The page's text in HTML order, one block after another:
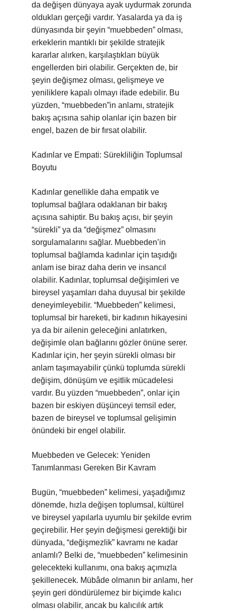
da değişen dünyaya ayak uydurmak zorunda
oldukları gerçeği vardır. Yasalarda ya da iş
dünyasında bir şeyin “muebbeden” olması,
erkeklerin mantıklı bir şekilde stratejik
kararlar alırken, karşılaştıkları büyük
engellerden biri olabilir. Gerçekten de, bir
şeyin değişmez olması, gelişmeye ve
yeniliklere kapalı olmayı ifade edebilir. Bu
yüzden, “muebbeden”in anlamı, stratejik
bakış açısına sahip olanlar için bazen bir
engel, bazen de bir fırsat olabilir.
Kadınlar ve Empati: Sürekliliğin Toplumsal
Boyutu
Kadınlar genellikle daha empatik ve
toplumsal bağlara odaklanan bir bakış
açısına sahiptir. Bu bakış açısı, bir şeyin
“sürekli” ya da “değişmez” olmasını
sorgulamalarını sağlar. Muebbeden’in
toplumsal bağlamda kadınlar için taşıdığı
anlam ise biraz daha derin ve insancıl
olabilir. Kadınlar, toplumsal değişimleri ve
bireysel yaşamları daha duyusal bir şekilde
deneyimleyebilir. “Muebbeden” kelimesi,
toplumsal bir hareketi, bir kadının hikayesini
ya da bir ailenin geleceğini anlatırken,
değişimle olan bağlarını gözler önüne serer.
Kadınlar için, her şeyin sürekli olması bir
anlam taşımayabilir çünkü toplumda sürekli
değişim, dönüşüm ve eşitlik mücadelesi
vardır. Bu yüzden “muebbeden”, onlar için
bazen bir eskiyen düşünceyi temsil eder,
bazen de bireysel ve toplumsal gelişimin
önündeki bir engel olabilir.
Muebbeden ve Gelecek: Yeniden
Tanımlanması Gereken Bir Kavram
Bugün, “muebbeden” kelimesi, yaşadığımız
dönemde, hızla değişen toplumsal, kültürel
ve bireysel yapılarla uyumlu bir şekilde evrim
geçirebilir. Her şeyin değişmesi gerektiği bir
dünyada, “değişmezlik” kavramı ne kadar
anlamlı? Belki de, “muebbeden” kelimesinin
gelecekteki kullanımı, ona bakış açımızla
şekillenecek. Mübâde olmanın bir anlamı, her
şeyin geri döndürülemez bir biçimde kalıcı
olması olabilir, ancak bu kalıcılık artık